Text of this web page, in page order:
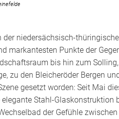
der niedersächsisch-
markantesten Punkte der
bis hin zum
zu den Bleicheröder Bergen
gesetzt worden: Seit Mai
elegante Stahl-
der Gefühle